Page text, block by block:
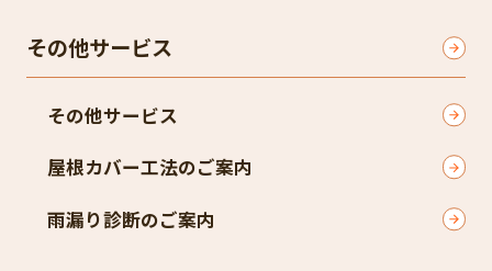
その他サービス
その他サービス
屋根カバー工法のご案内
雨漏り診断のご案内